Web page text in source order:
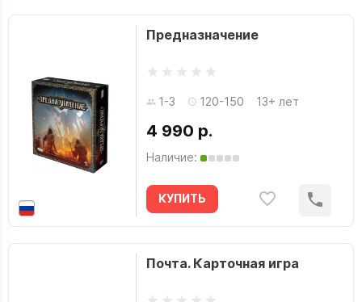
Предназначение
1-3 120-150 13+ лет
4 990 р.
Наличие:
КУПИТЬ
Почта. Карточная игра